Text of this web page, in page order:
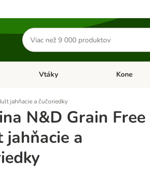
Hľadať
produkty
Otvoriť menu: Malé zvieratá
Vtáky Otvoriť
Kone
jahňacie a čučoriedky
N&D Grain Free
a